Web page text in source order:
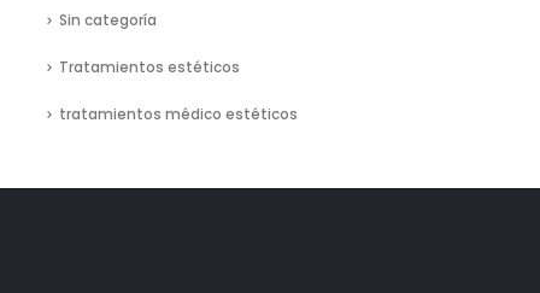
Sin categoría
Tratamientos estéticos
tratamientos médico estéticos